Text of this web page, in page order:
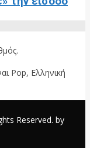
Pop, Ελληνική
Reserved. by